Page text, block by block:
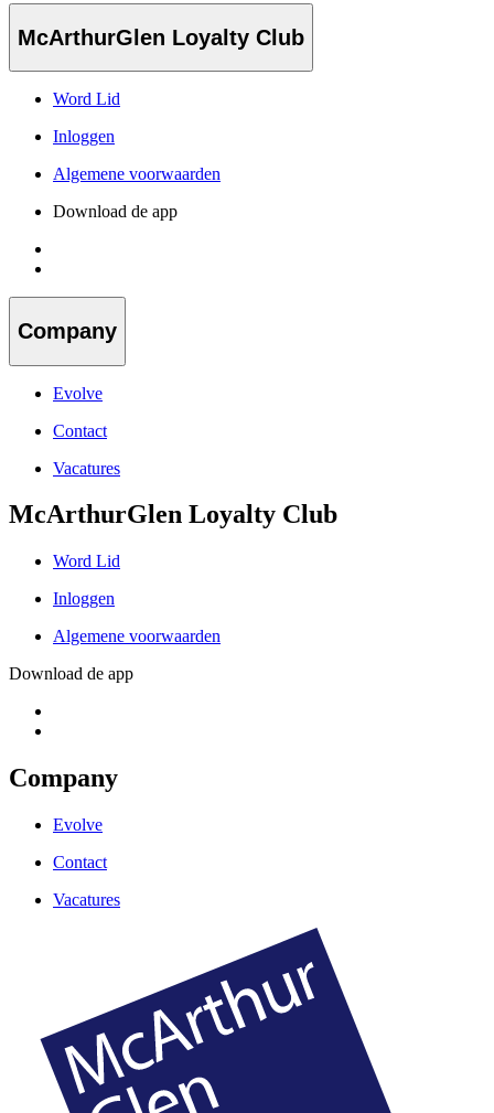
McArthurGlen Loyalty Club
Word Lid
Inloggen
Algemene voorwaarden
Download de app
Company
Evolve
Contact
Vacatures
McArthurGlen Loyalty Club
Word Lid
Inloggen
Algemene voorwaarden
Download de app
Company
Evolve
Contact
Vacatures